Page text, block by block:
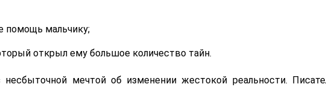
помощь мальчику;
открыл ему большое количество тайн.
мечтой об изменении жестокой реальности.